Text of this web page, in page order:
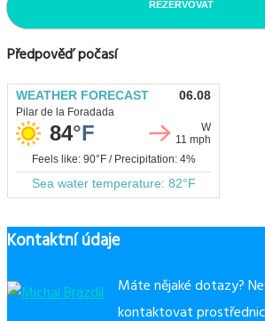
REZERVOVAT
Předpověď počasí
Kontaktní údaje
Máte nějaké dotazy?
kontaktovat